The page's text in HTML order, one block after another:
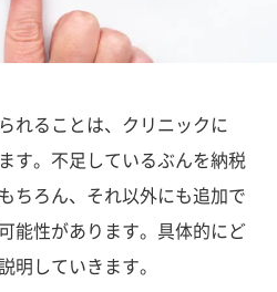
れることは、クリニックに
す。不足しているぶんを納税
ちろん、それ以外にも追加で
能性があります。具体的にど
明していきます。